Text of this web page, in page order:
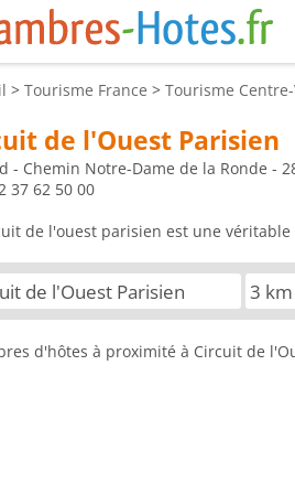
> Tourisme France > Tourisme
de l'Ouest Parisien
- Chemin Notre-Dame de la Ronde -
37 62 50 00
de l'ouest parisien est une
d'hôtes à proximité à Circuit de